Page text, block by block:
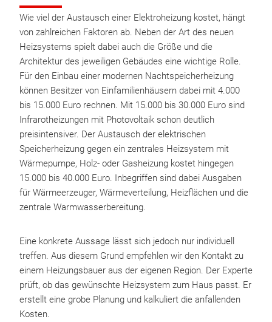
Wie viel der Austausch einer Elektroheizung kostet, hängt
von zahlreichen Faktoren ab. Neben der Art des neuen
Heizsystems spielt dabei auch die Größe und die
Architektur des jeweiligen Gebäudes eine wichtige Rolle.
Für den Einbau einer modernen Nachtspeicherheizung
können Besitzer von Einfamilienhäusern dabei mit 4.000
bis 15.000 Euro rechnen. Mit 15.000 bis 30.000 Euro sind
Infrarotheizungen mit Photovoltaik schon deutlich
preisintensiver. Der Austausch der elektrischen
Speicherheizung gegen ein zentrales Heizsystem mit
Wärmepumpe, Holz- oder Gasheizung kostet hingegen
15.000 bis 40.000 Euro. Inbegriffen sind dabei Ausgaben
für Wärmeerzeuger, Wärmeverteilung, Heizflächen und die
zentrale Warmwasserbereitung.
Eine konkrete Aussage lässt sich jedoch nur individuell
treffen. Aus diesem Grund empfehlen wir den Kontakt zu
einem Heizungsbauer aus der eigenen Region. Der Experte
prüft, ob das gewünschte Heizsystem zum Haus passt. Er
erstellt eine grobe Planung und kalkuliert die anfallenden
Kosten.